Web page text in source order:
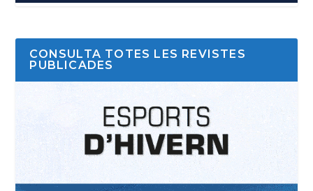
CONSULTA TOTES LES REVISTES
PUBLICADES